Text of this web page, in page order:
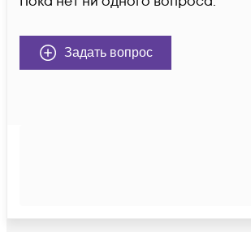
Задать вопрос